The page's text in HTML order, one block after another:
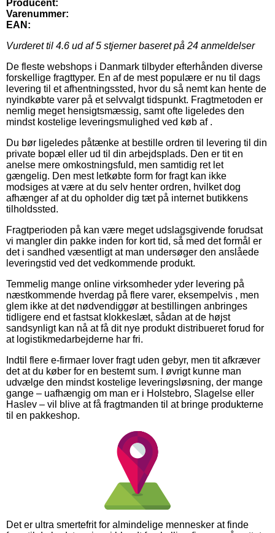
Producent:
Varenummer:
EAN:
Vurderet til 4.6 ud af 5 stjerner baseret på 24 anmeldelser
De fleste webshops i Danmark tilbyder efterhånden diverse
forskellige fragttyper. En af de mest populære er nu til dags
levering til et afhentningssted, hvor du så nemt kan hente de
nyindkøbte varer på et selvvalgt tidspunkt. Fragtmetoden er
nemlig meget hensigtsmæssig, samt ofte ligeledes den
mindst kostelige leveringsmulighed ved køb af .
Du bør ligeledes påtænke at bestille ordren til levering til din
private bopæl eller ud til din arbejdsplads. Den er tit en
anelse mere omkostningsfuld, men samtidig ret let
gængelig. Den mest letkøbte form for fragt kan ikke
modsiges at være at du selv henter ordren, hvilket dog
afhænger af at du opholder dig tæt på internet butikkens
tilholdssted.
Fragtperioden på kan være meget udslagsgivende forudsat
vi mangler din pakke inden for kort tid, så med det formål er
det i sandhed væsentligt at man undersøger den anslåede
leveringstid ved det vedkommende produkt.
Temmelig mange online virksomheder yder levering på
næstkommende hverdag på flere varer, eksempelvis , men
glem ikke at det nødvendiggør at bestillingen anbringes
tidligere end et fastsat klokkeslæt, sådan at de højst
sandsynligt kan nå at få dit nye produkt distribueret forud for
at logistikmedarbejderne har fri.
Indtil flere e-firmaer lover fragt uden gebyr, men tit afkræver
det at du køber for en bestemt sum. I øvrigt kunne man
udvælge den mindst kostelige leveringsløsning, der mange
gange – uafhængig om man er i Holstebro, Slagelse eller
Haslev – vil blive at få fragtmanden til at bringe produkterne
til en pakkeshop.
Det er ultra smertefrit for almindelige mennesker at finde